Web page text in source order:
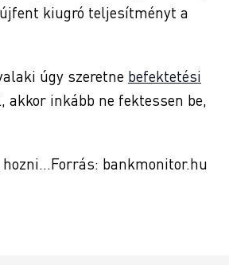
kiugró teljesítményt a
úgy szeretne befektetési
inkább ne fektessen be,
bankmonitor.hu